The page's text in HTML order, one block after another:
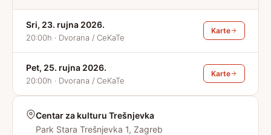
Sri, 23. rujna 2026.
20:00h · Dvorana / CeKaTe
Karte
Pet, 25. rujna 2026.
20:00h · Dvorana / CeKaTe
Karte
Centar za kulturu Trešnjevka
Park Stara Trešnjevka 1, Zagreb